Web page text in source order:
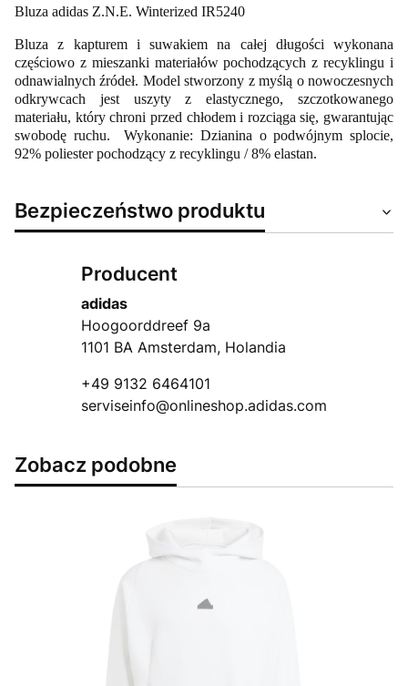
Bluza adidas Z.N.E. Winterized IR5240
Bluza z kapturem i suwakiem na całej długości wykonana
częściowo z mieszanki materiałów pochodzących z recyklingu i
odnawialnych źródeł. Model stworzony z myślą o nowoczesnych
odkrywcach jest uszyty z elastycznego, szczotkowanego
materiału, który chroni przed chłodem i rozciąga się, gwarantując
swobodę ruchu. Wykonanie: Dzianina o podwójnym splocie,
92% poliester pochodzący z recyklingu / 8% elastan.
Bezpieczeństwo produktu
Producent
adidas
Hoogoorddreef 9a
1101 BA Amsterdam, Holandia
+49 9132 6464101
serviseinfo@onlineshop.adidas.com
Zobacz podobne